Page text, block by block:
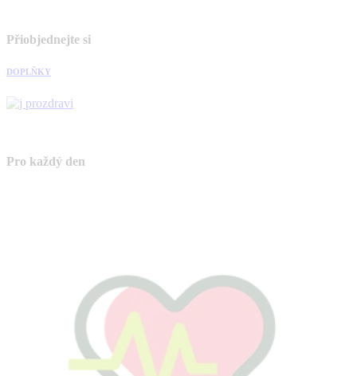
Přiobjednejte si
DOPLŇKY
Pro každý den